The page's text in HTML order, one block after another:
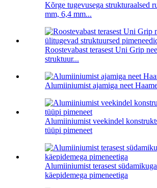
Kõrge tugevusega strukturaalsed
mm, 6,4 mm...
Roostevabast terasest Uni Grip
struktuur...
Alumiiniumist ajamiga neet
Alumiiniumist veekindel
tüüpi pimeneet
Alumiiniumist terasest
käepidemega pimeneetiga